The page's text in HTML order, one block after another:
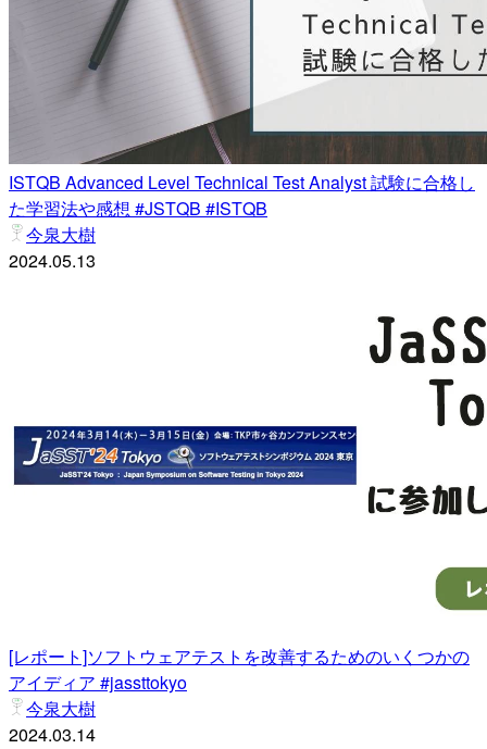
ISTQB Advanced Level Technical Test Analyst 試験に合格し
た学習法や感想 #JSTQB #ISTQB
今泉大樹
2024.05.13
[レポート]ソフトウェアテストを改善するためのいくつかの
アイディア #jassttokyo
今泉大樹
2024.03.14